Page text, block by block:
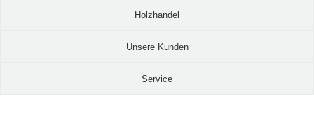
Holzhandel
Unsere Kunden
Service